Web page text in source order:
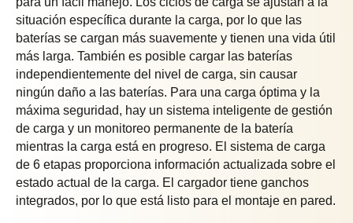
situación específica durante la carga, por lo que las
baterías se cargan más suavemente y tienen una vida útil
más larga. También es posible cargar las baterías
independientemente del nivel de carga, sin causar
ningún daño a las baterías. Para una carga óptima y la
máxima seguridad, hay un sistema inteligente de gestión
de carga y un monitoreo permanente de la batería
mientras la carga está en progreso. El sistema de carga
de 6 etapas proporciona información actualizada sobre el
estado actual de la carga. El cargador tiene ganchos
integrados, por lo que está listo para el montaje en pared.